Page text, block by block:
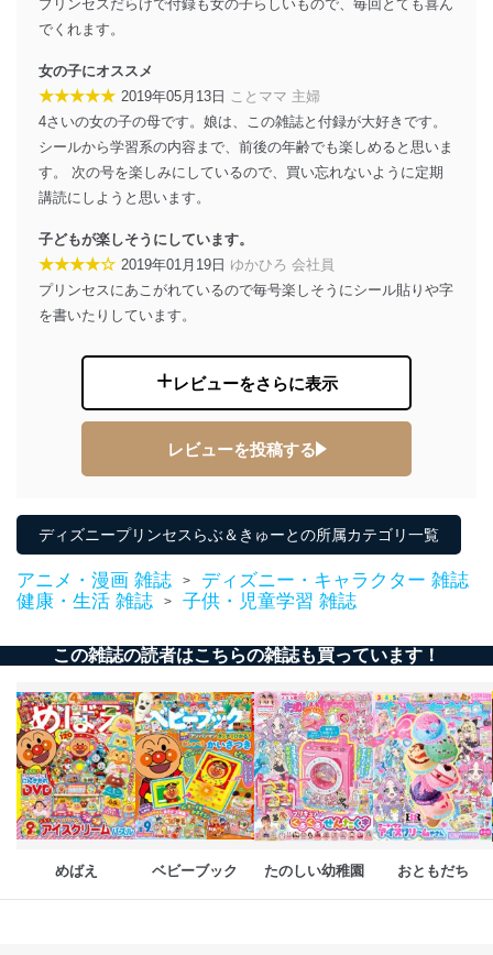
係
TEL：0570-200-223
e-mail：cs@fujisan.co.jp
改訂：2025年2月20日
制定：2005年4月1日
株式会社富士山マガジンサービス
代表取締役会長 西野 伸一郎
個人情報の取扱いについて
１．個人情報保護管理者
当社は以下の個人情報保護管理者を設置し、個人情報保
護管理者の責任のもと、個人情報を取得・アクセス・利
用・提供・管理いたします。
東京都渋谷区南平台町16-11
株式会社富士山マガジンサービス
代表取締役会長 西野 伸一郎
個人情報保護管理者: 経営管理グループディレクター 前
当社が取り扱う開示対象個人情報の利用目的は次のとお
りです。
No
個人情報の種類 利用目的
1 ービス等をご利用
の方の個人情報
購入商品の配送のため
ｅメール等による商品、サービ
ス、キャンペーン等の広告の案内
個人が特定できない形で取得した
閲覧履歴や購買履歴等の情報を分
析して、趣味・嗜好に
応じた新商品・サービスに関する
広告のため
2
当社にお問合わせ
いただいた方の個
お問い合わせ対応、トラブル対
処、オペレーター教育など応対品
カスタマーQ＆Aサイトの投稿内容
の確認のため
プリンセスだらけで付録も女の子らしいもので、毎回とても喜ん
でくれます。
女の子にオススメ
★★★★★ 2019年05月13日 ことママ 主婦
4さいの女の子の母です。娘は、この雑誌と付録が大好きです。
シールから学習系の内容まで、前後の年齢でも楽しめると思いま
す。 次の号を楽しみにしているので、買い忘れないように定期
講読にしようと思います。
子どもが楽しそうにしています。
★★★★☆ 2019年01月19日 ゆかひろ 会社員
プリンセスにあこがれているので毎号楽しそうにシール貼りや字
を書いたりしています。
レビューをさらに表示
レビューを投稿する
ディズニープリンセスらぶ＆きゅーとの所属カテゴリ一覧
アニメ・漫画 雑誌 >
ディズニー・キャラクター 雑誌
健康・生活 雑誌
> 子供・児童学習 雑誌
この雑誌の読者はこちらの雑誌も買っています！
めばえ ベビーブック たのしい幼稚園 おともだち